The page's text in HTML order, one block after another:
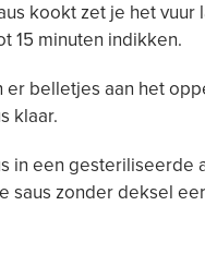
kookt zet je het vuur
15 minuten indikken.
er belletjes aan het
klaar.
in een gesteriliseerde
saus zonder deksel